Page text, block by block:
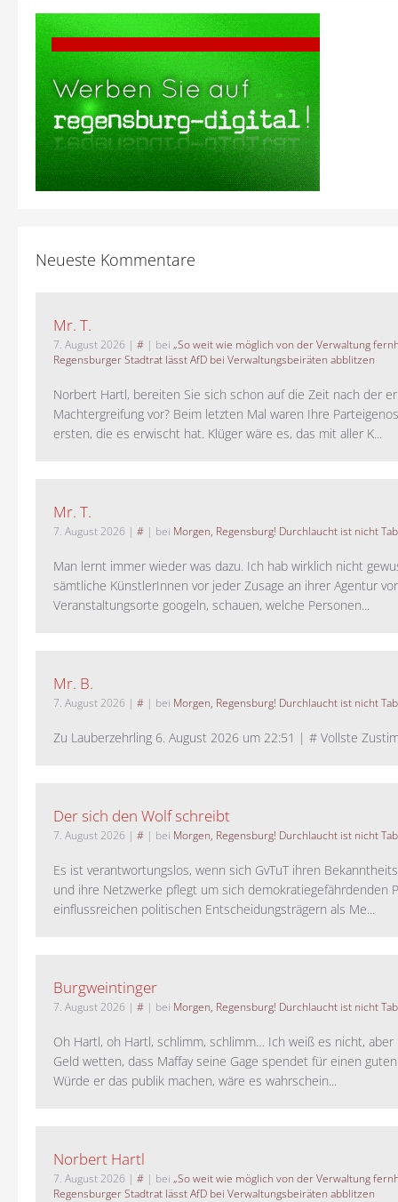
Neueste Kommentare
Mr. T.
7. August 2026 | # | bei „So weit wie möglich von der Verwaltung
Regensburger Stadtrat lässt AfD bei Verwaltungsbeiräten abblitzen
Norbert Hartl, bereiten Sie sich schon auf die Zeit nach der
Machtergreifung vor? Beim letzten Mal waren Ihre
ersten, die es erwischt hat. Klüger wäre es, das mit aller K...
Mr. T.
7. August 2026 | # | bei Morgen, Regensburg! Durchlaucht ist nicht
Man lernt immer wieder was dazu. Ich hab wirklich nicht
sämtliche KünstlerInnen vor jeder Zusage an ihrer Agentur
Veranstaltungsorte googeln, schauen, welche Personen...
Mr. B.
7. August 2026 | # | bei Morgen, Regensburg! Durchlaucht ist nicht
Zu Lauberzehrling 6. August 2026 um 22:51 | # Vollste
Der sich den Wolf schreibt
7. August 2026 | # | bei Morgen, Regensburg! Durchlaucht ist nicht
Es ist verantwortungslos, wenn sich GvTuT ihren
und ihre Netzwerke pflegt um sich demokratiegefährdenden
einflussreichen politischen Entscheidungsträgern als Me...
Burgweintinger
7. August 2026 | # | bei Morgen, Regensburg! Durchlaucht ist nicht
Oh Hartl, oh Hartl, schlimm, schlimm… Ich weiß es nicht, aber
Geld wetten, dass Maffay seine Gage spendet für einen
Würde er das publik machen, wäre es wahrschein...
Norbert Hartl
7. August 2026 | # | bei „So weit wie möglich von der Verwaltung
Regensburger Stadtrat lässt AfD bei Verwaltungsbeiräten abblitzen